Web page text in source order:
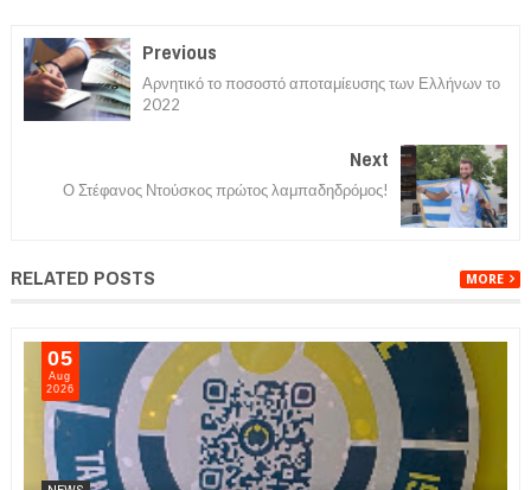
Previous
Αρνητικό το ποσοστό αποταμίευσης των Ελλήνων το
2022
Next
Ο Στέφανος Ντούσκος πρώτος λαμπαδηδρόμος!
RELATED POSTS MORE